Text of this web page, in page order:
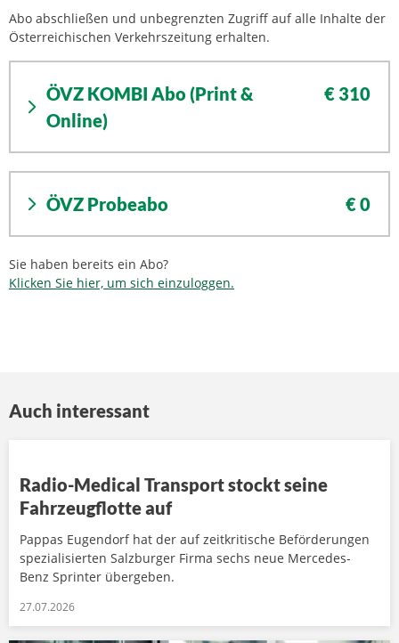
Abo abschließen und unbegrenzten Zugriff auf alle Inhalte der
Österreichischen Verkehrszeitung erhalten.
ÖVZ KOMBI Abo (Print &
Online)
€ 310
ÖVZ Probeabo € 0
Sie haben bereits ein Abo?
Klicken Sie hier, um sich einzuloggen.
Auch interessant
Radio-Medical Transport stockt seine
Fahrzeugflotte auf
Pappas Eugendorf hat der auf zeitkritische Beförderungen
spezialisierten Salzburger Firma sechs neue Mercedes-
Benz Sprinter übergeben.
27.07.2026